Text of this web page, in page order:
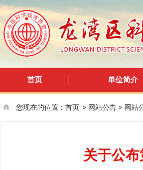
首页 单位简介
您现在的位置： 首页 > 网站公告 > 网站
关于公